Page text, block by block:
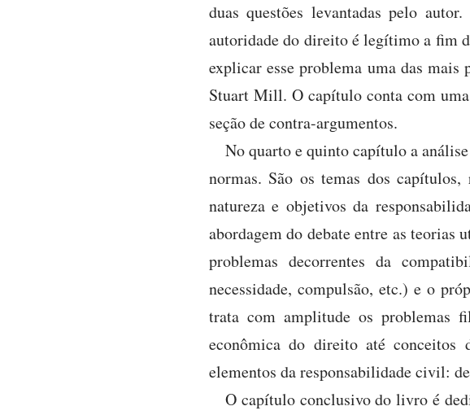
duas questões levantadas pelo
autoridade do direito é legítimo a fim
explicar esse problema uma das
Stuart Mill. O capítulo conta com
seção de contra-argumentos.
No quarto e quinto capítulo a
normas. São os temas dos
natureza e objetivos da
abordagem do debate entre as teorias
problemas decorrentes da
necessidade, compulsão, etc.) e o
trata com amplitude os problemas
econômica do direito até conceitos
elementos da responsabilidade civil:
O capítulo conclusivo do livro é